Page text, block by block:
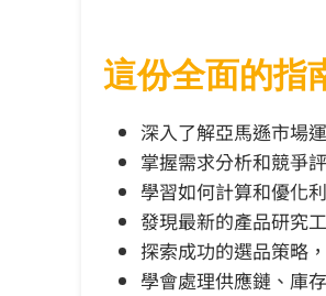
這份全面的指
深入了解亞馬遜市場
掌握需求分析和競爭
學習如何計算和優化
發現最新的產品研究
探索成功的選品策略
學會處理供應鏈、庫